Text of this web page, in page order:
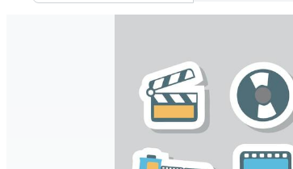
Toutes Images
Images Éditoriales